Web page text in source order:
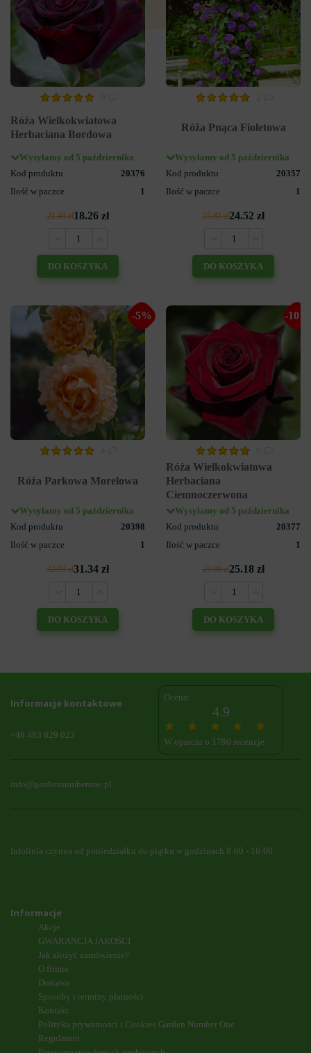
Róża Wielkokwiatowa
Herbaciana Bordowa
Wysyłamy od 5 października
Kod produktu
20376
Ilość w paczce
1
21.48 zł18.26 zł
DO KOSZYKA
Róża Pnąca Fioletowa
Wysyłamy od 5 października
Kod produktu
20357
Ilość w paczce
1
25.81 zł24.52 zł
DO KOSZYKA
-5%
Róża Parkowa Morelowa
Wysyłamy od 5 października
Kod produktu
20398
Ilość w paczce
1
32.99 zł31.34 zł
DO KOSZYKA
-10%
Róża Wielkokwiatowa
Herbaciana
Ciemnoczerwona
Wysyłamy od 5 października
Kod produktu
20377
Ilość w paczce
1
27.98 zł25.18 zł
DO KOSZYKA
Informacje kontaktowe
+48 483 829 023
Ocena:
4.9
W oparciu o 1790 recenzje
info@gardennumberone.pl
Infolinia czynna od poniedziałku do piątku w godzinach 8:00 - 16:00
Informacje
Akcje
GWARANCJA JAKOŚCI
Jak złożyć zamówienie?
O firmie
Dostawa
Sposoby i terminy płatności
Kontakt
Polityka prywatnosci i Cookies Garden Number One
Regulamin